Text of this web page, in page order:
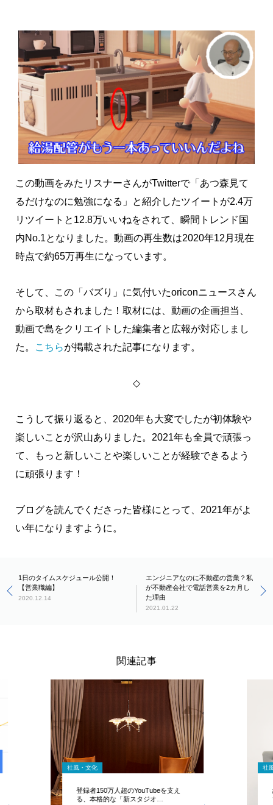
この動画をみたリスナーさんがTwitterで「あつ森見て
るだけなのに勉強になる」と紹介したツイートが2.4万
リツイートと12.8万いいねをされて、瞬間トレンド国
内No.1となりました。動画の再生数は2020年12月現在
時点で約65万再生になっています。
そして、この「バズり」に気付いたoriconニュースさん
から取材もされました！取材には、動画の企画担当、
動画で島をクリエイトした編集者と広報が対応しまし
た。
こちらが掲載された記事になります。
◇
こうして振り返ると、2020年も大変でしたが初体験や
楽しいことが沢山ありました。2021年も全員で頑張っ
て、もっと新しいことや楽しいことが経験できるよう
に頑張ります！
ブログを読んでくださった皆様にとって、2021年がよ
い年になりますように。
1日のタイムスケジュール公開！
【営業職編】
2020.12.14
エンジニアなのに不動産の営業？私
が不動産会社で電話営業を2カ月し
た理由
2021.01.22
関連記事
社風・文化
登録者150万人超のYouTubeを支え
る、本格的な「新スタジオ…
社